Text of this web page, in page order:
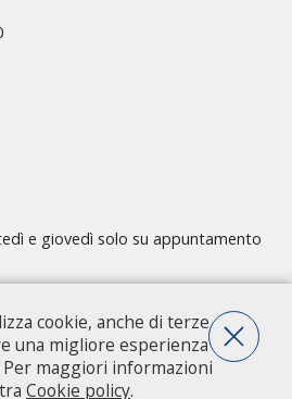
e giovedì solo su appuntamento
cookie, anche di terze
una migliore esperienza
Per maggiori informazioni
Cookie policy.